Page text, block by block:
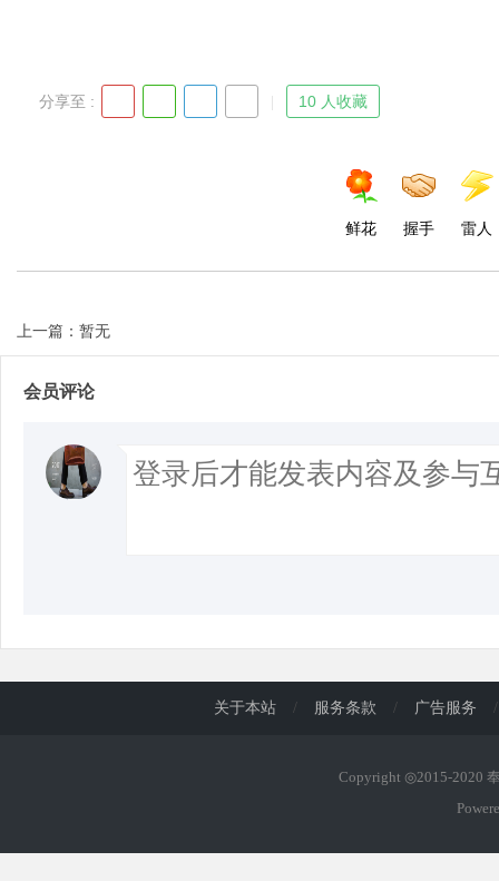
分享至 : 10 人收藏
鲜花 握手 雷人
上一篇：暂无
会员评论
关于本站 / 服务条款 / 广告服务 /
Copyright ◎2015-2020